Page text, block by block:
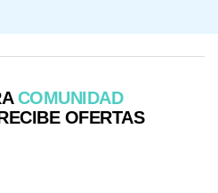
COMUNIDAD
OFERTAS